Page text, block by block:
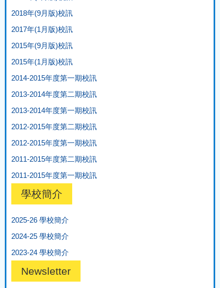
2018年(9月版)校訊
2017年(1月版)校訊
2015年(9月版)校訊
2015年(1月版)校訊
2014-2015年度第一期校訊
2013-2014年度第二期校訊
2013-2014年度第一期校訊
2012-2015年度第二期校訊
2012-2015年度第一期校訊
2011-2015年度第二期校訊
2011-2015年度第一期校訊
學校簡介
2025-26 學校簡介
2024-25 學校簡介
2023-24 學校簡介
Newsletter